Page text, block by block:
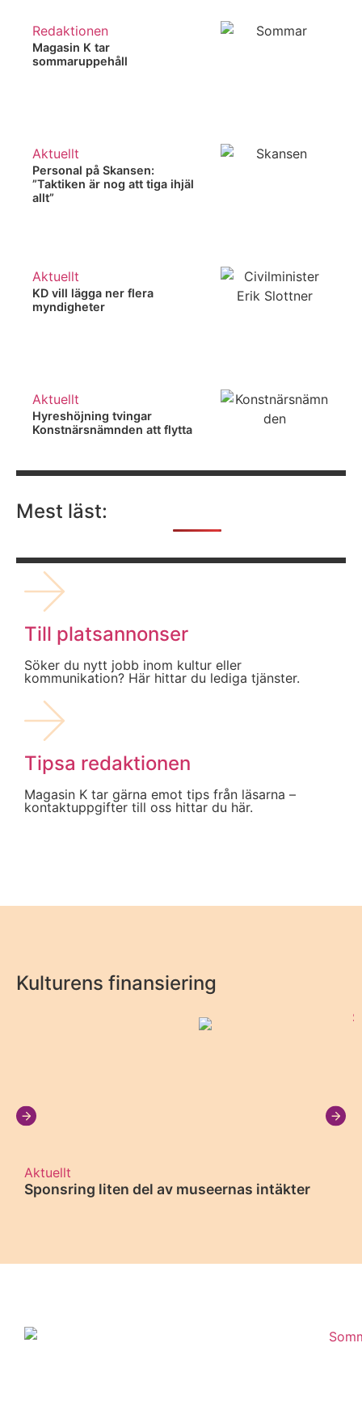
Redaktionen
Magasin K tar
sommaruppehåll
Aktuellt
Personal på Skansen:
”Taktiken är nog att tiga ihjäl
allt”
Aktuellt
KD vill lägga ner flera
myndigheter
Aktuellt
Hyreshöjning tvingar
Konstnärsnämnden att flytta
Mest läst:
Till platsannonser
Söker du nytt jobb inom kultur eller
kommunikation? Här hittar du lediga tjänster.
Tipsa redaktionen
Magasin K tar gärna emot tips från läsarna –
kontaktuppgifter till oss hittar du här.
Kulturens finansiering
Aktuellt
Sponsring liten del av museernas intäkter